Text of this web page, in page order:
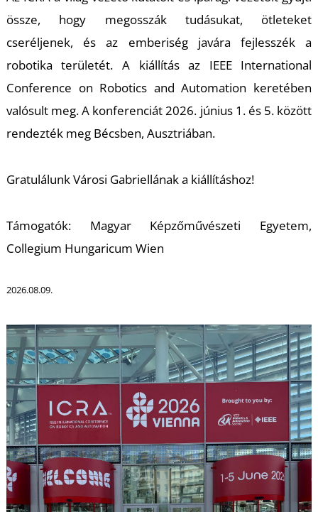
össze, hogy megosszák tudásukat, ötleteket
cseréljenek, és az emberiség javára fejlesszék a
robotika területét. A kiállítás az IEEE International
Conference on Robotics and Automation keretében
valósult meg. A konferenciát 2026. június 1. és 5. között
rendezték meg Bécsben, Ausztriában.
Gratulálunk Városi Gabriellának a kiállításhoz!
Támogatók: Magyar Képzőművészeti Egyetem,
Collegium Hungaricum Wien
2026.08.09.